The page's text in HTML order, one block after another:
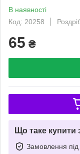
В наявності
Код: 20258
65 ₴
Що таке купити
Замовлення під